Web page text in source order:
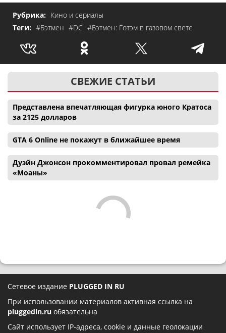
Рубрика: Кино и сериалы
Теги: #Бэтмен #DC #Бэтмен: Готэм в газовом свете
СВЕЖИЕ СТАТЬИ
Представлена впечатляющая фигурка юного Кратоса
за 2125 долларов
GTA 6 Online не покажут в ближайшее время
Дуэйн Джонсон прокомментировал провал ремейка
«Моаны»
Сетевое издание PLUGGED IN RU
При использовании материалов активная ссылка на
pluggedin.ru обязательна
Сайт использует IP-адреса, cookie и данные геолокации